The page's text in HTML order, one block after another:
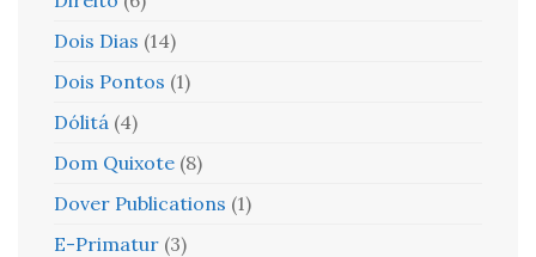
Dois Dias (14)
Dois Pontos (1)
Dólitá (4)
Dom Quixote (8)
Dover Publications (1)
E-Primatur (3)